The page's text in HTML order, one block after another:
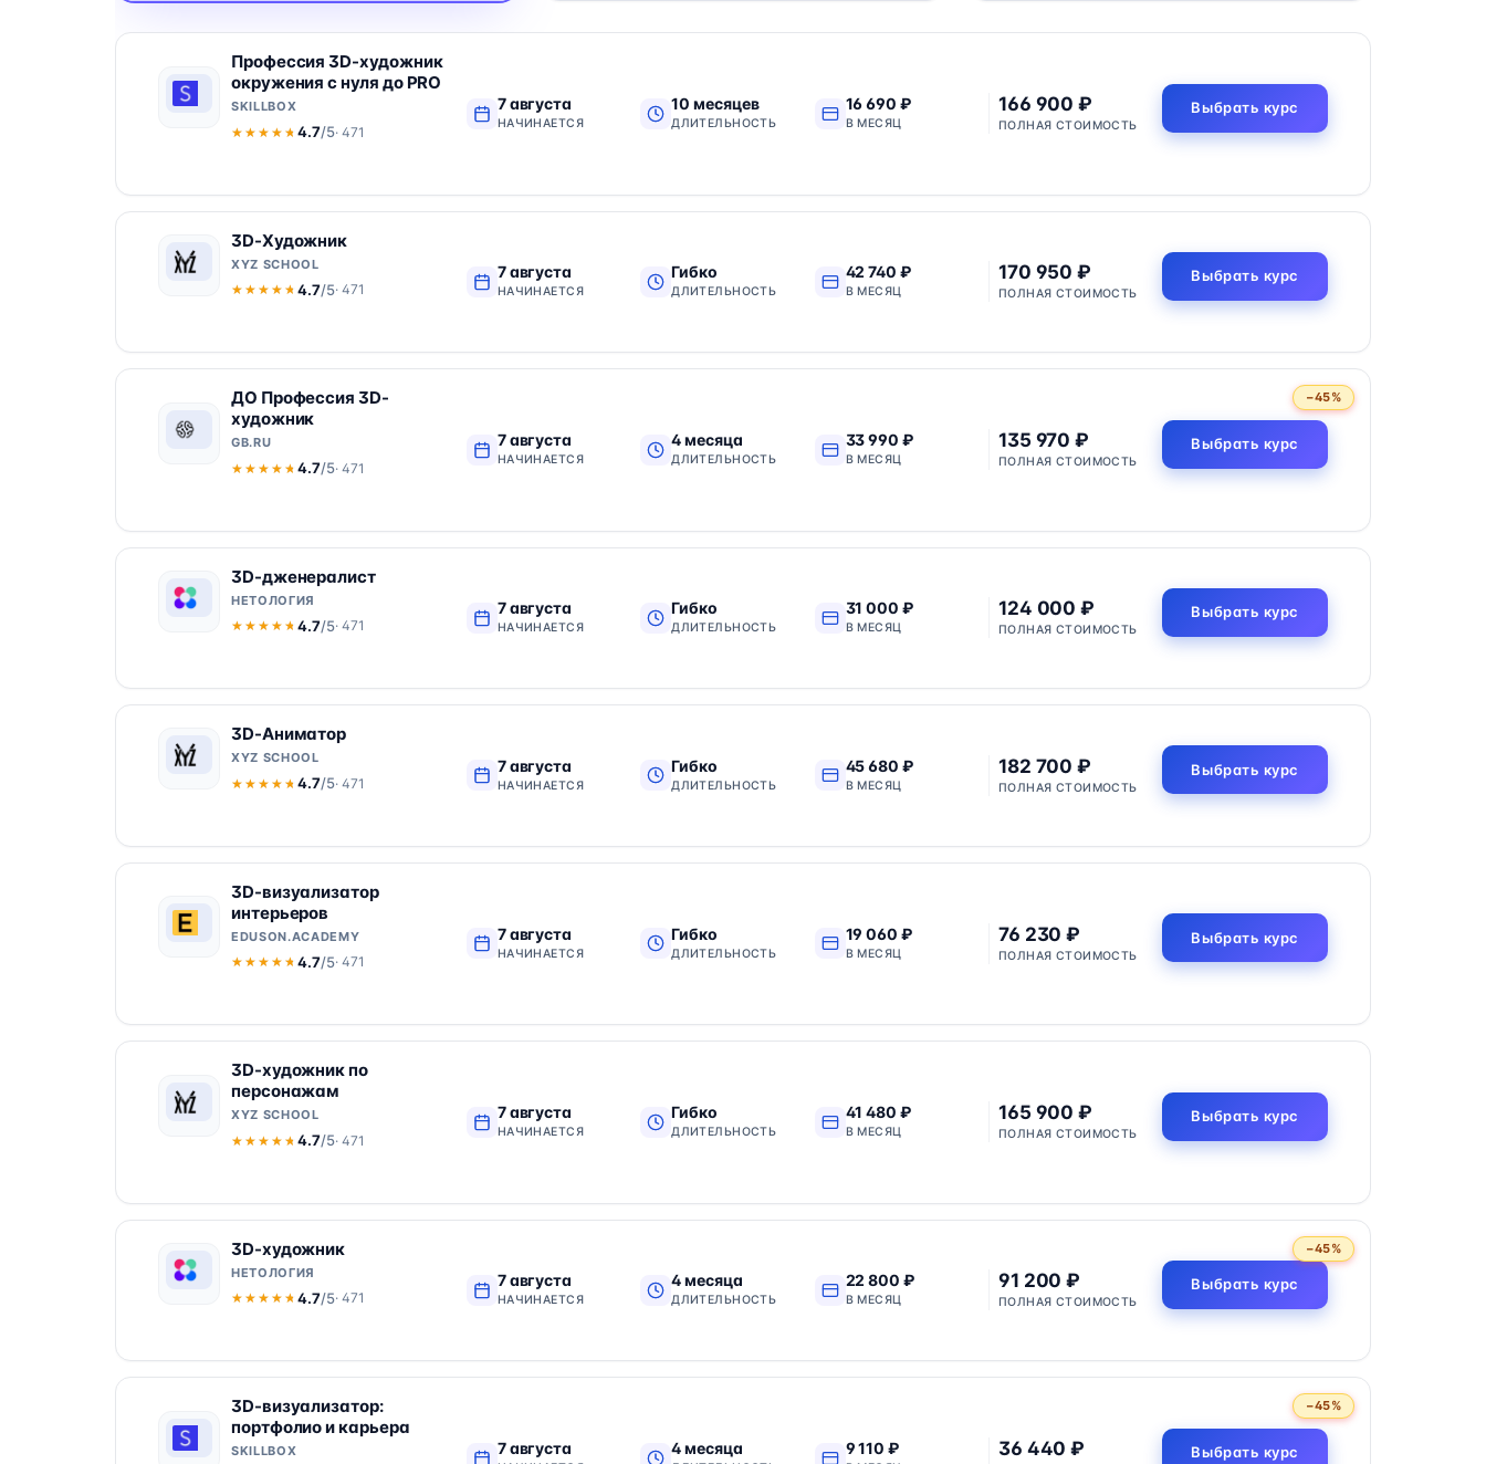
Профессия 3D-художник
окружения с нуля до PRO
SKILLBOX
★★★★★
★★★★★ 4.7/5· 471
7 августа
НАЧИНАЕТСЯ
10 месяцев
ДЛИТЕЛЬНОСТЬ
16 690 ₽
В МЕСЯЦ
166 900 ₽
ПОЛНАЯ СТОИМОСТЬ
Выбрать курс
3D-Художник
XYZ SCHOOL
★★★★★
★★★★★ 4.7/5· 471
7 августа
НАЧИНАЕТСЯ
Гибко
ДЛИТЕЛЬНОСТЬ
42 740 ₽
В МЕСЯЦ
170 950 ₽
ПОЛНАЯ СТОИМОСТЬ
Выбрать курс
−45%
ДО Профессия 3D-
художник
GB.RU
★★★★★
★★★★★ 4.7/5· 471
7 августа
НАЧИНАЕТСЯ
4 месяца
ДЛИТЕЛЬНОСТЬ
33 990 ₽
В МЕСЯЦ
135 970 ₽
ПОЛНАЯ СТОИМОСТЬ
Выбрать курс
3D-дженералист
НЕТОЛОГИЯ
★★★★★
★★★★★ 4.7/5· 471
7 августа
НАЧИНАЕТСЯ
Гибко
ДЛИТЕЛЬНОСТЬ
31 000 ₽
В МЕСЯЦ
124 000 ₽
ПОЛНАЯ СТОИМОСТЬ
Выбрать курс
3D-Аниматор
XYZ SCHOOL
★★★★★
★★★★★ 4.7/5· 471
7 августа
НАЧИНАЕТСЯ
Гибко
ДЛИТЕЛЬНОСТЬ
45 680 ₽
В МЕСЯЦ
182 700 ₽
ПОЛНАЯ СТОИМОСТЬ
Выбрать курс
3D-визуализатор
интерьеров
EDUSON.ACADEMY
★★★★★
★★★★★ 4.7/5· 471
7 августа
НАЧИНАЕТСЯ
Гибко
ДЛИТЕЛЬНОСТЬ
19 060 ₽
В МЕСЯЦ
76 230 ₽
ПОЛНАЯ СТОИМОСТЬ
Выбрать курс
3D-художник по
персонажам
XYZ SCHOOL
★★★★★
★★★★★ 4.7/5· 471
7 августа
НАЧИНАЕТСЯ
Гибко
ДЛИТЕЛЬНОСТЬ
41 480 ₽
В МЕСЯЦ
165 900 ₽
ПОЛНАЯ СТОИМОСТЬ
Выбрать курс
−45%
3D-художник
НЕТОЛОГИЯ
★★★★★
★★★★★ 4.7/5· 471
7 августа
НАЧИНАЕТСЯ
4 месяца
ДЛИТЕЛЬНОСТЬ
22 800 ₽
В МЕСЯЦ
91 200 ₽
ПОЛНАЯ СТОИМОСТЬ
Выбрать курс
−45%
3D-визуализатор:
портфолио и карьера
SKILLBOX
7 августа 4 месяца 9 110 ₽ 36 440 ₽ Выбрать курс